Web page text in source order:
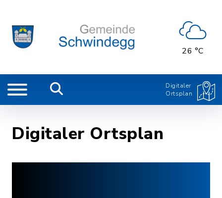
26 °C
Digitaler
Ortsplan
Digitaler Ortsplan